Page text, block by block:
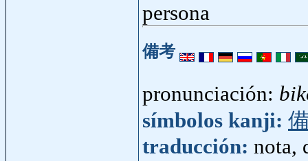
persona
備考
pronunciación:
símbolos kanji:
traducción: nota,